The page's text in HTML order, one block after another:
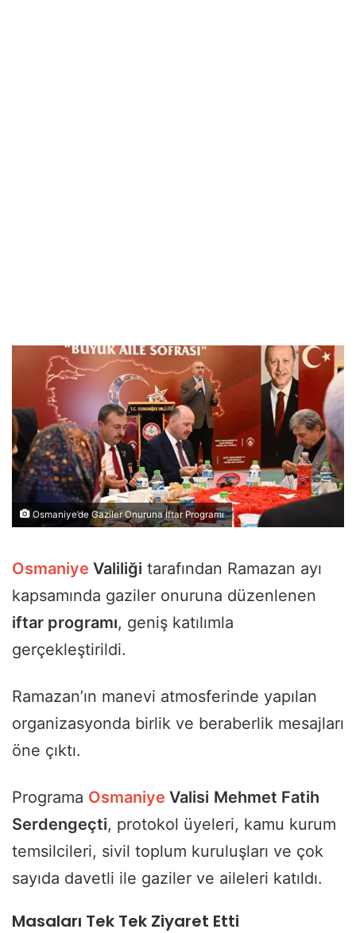
Osmaniye’de Gaziler Onuruna İftar Programı
Osmaniye Valiliği tarafından Ramazan ayı
kapsamında gaziler onuruna düzenlenen
iftar programı, geniş katılımla
gerçekleştirildi.
Ramazan’ın manevi atmosferinde yapılan
organizasyonda birlik ve beraberlik mesajları
öne çıktı.
Programa Osmaniye Valisi Mehmet Fatih
Serdengeçti, protokol üyeleri, kamu kurum
temsilcileri, sivil toplum kuruluşları ve çok
sayıda davetli ile gaziler ve aileleri katıldı.
Masaları Tek Tek Ziyaret Etti